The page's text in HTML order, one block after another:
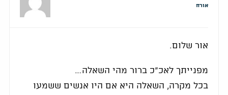
אורח
אור שלום.
מפנייתך לאכ"כ ברור מהי השאלה…
בכל מקרה, השאלה היא אם היו אנשים ששמעו